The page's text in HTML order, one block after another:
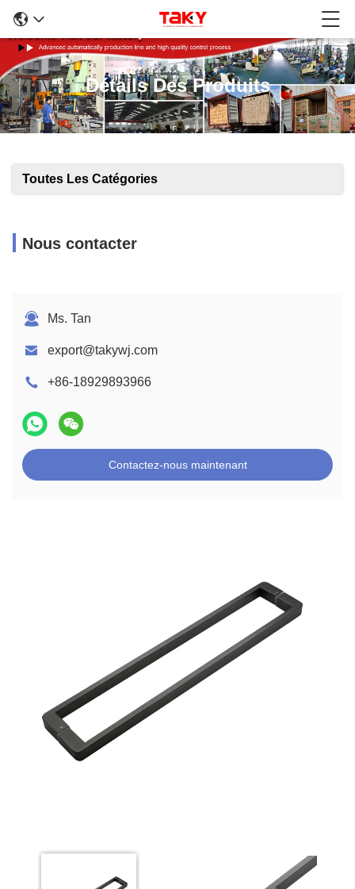
Détails Des Produits
Toutes Les Catégories
Nous contacter
Ms. Tan
export@takywj.com
+86-18929893966
Contactez-nous maintenant